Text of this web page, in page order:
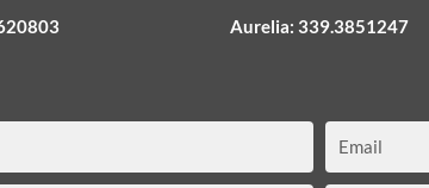
Aurelia: 339.3851247